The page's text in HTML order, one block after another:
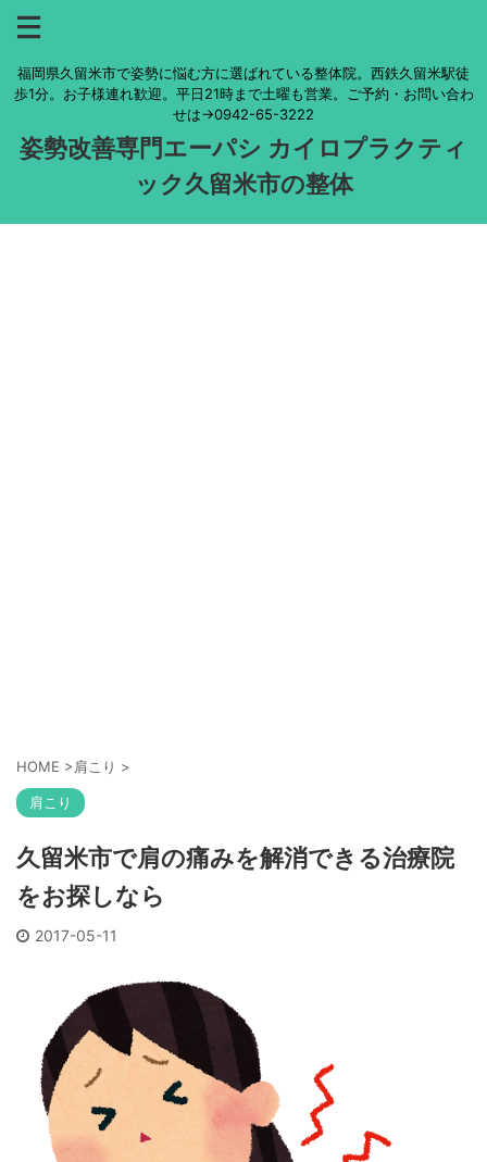
福岡県久留米市で姿勢に悩む方に選ばれている整体院。西鉄久留米駅徒
歩1分。お子様連れ歓迎。平日21時まで土曜も営業。ご予約・お問い合わ
せは→0942-65-3222
姿勢改善専門エーパシ カイロプラクティ
ック久留米市の整体
HOME >肩こり >
肩こり
久留米市で肩の痛みを解消できる治療院
をお探しなら
2017-05-11